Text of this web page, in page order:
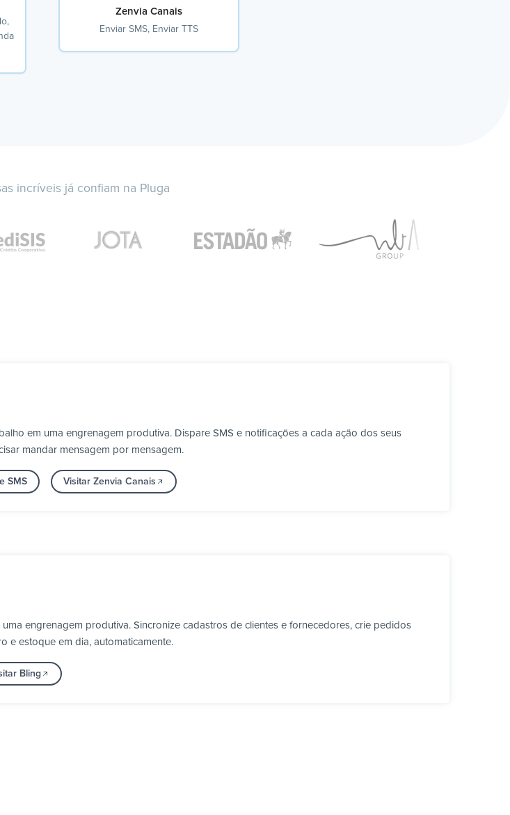
Zenvia Canais
Enviar SMS, Enviar TTS
incríveis já confiam na Pluga
em uma engrenagem produtiva. Dispare SMS e notificações a cada ação dos seus
mandar mensagem por mensagem.
SMS Visitar Zenvia Canais
engrenagem produtiva. Sincronize cadastros de clientes e fornecedores, crie pedidos
e estoque em dia, automaticamente.
Bling